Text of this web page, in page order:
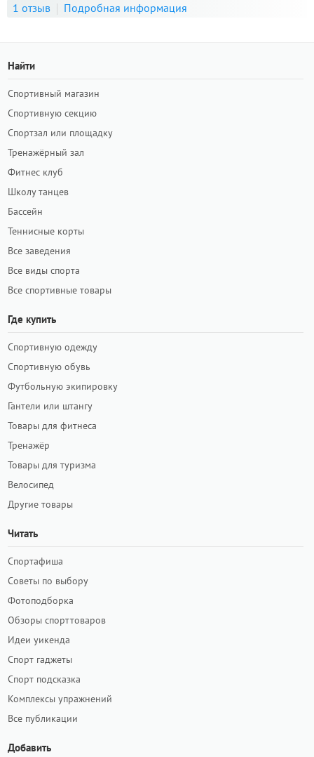
1 отзыв Подробная информация
Найти
Спортивный магазин
Спортивную секцию
Спортзал или площадку
Тренажёрный зал
Фитнес клуб
Школу танцев
Бассейн
Теннисные корты
Все заведения
Все виды спорта
Все спортивные товары
Где купить
Спортивную одежду
Спортивную обувь
Футбольную экипировку
Гантели или штангу
Товары для фитнеса
Тренажёр
Товары для туризма
Велосипед
Другие товары
Читать
Спортафиша
Советы по выбору
Фотоподборка
Обзоры спорттоваров
Идеи уикенда
Спорт гаджеты
Спорт подсказка
Комплексы упражнений
Все публикации
Добавить